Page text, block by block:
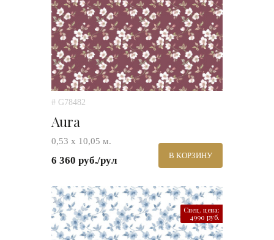
# G78482
Aura
0,53 х 10,05 м.
6 360 руб./рул В КОРЗИНУ
Спец. цена:
4990 руб.